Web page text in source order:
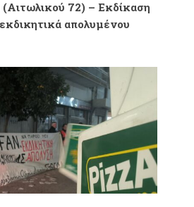
Τζιλιβάκη
72) – Εκδίκαση
απολυμένου